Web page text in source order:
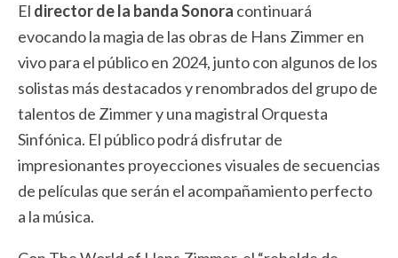
El director de la banda Sonora continuará
evocando la magia de las obras de Hans Zimmer en
vivo para el público en 2024, junto con algunos de los
solistas más destacados y renombrados del grupo de
talentos de Zimmer y una magistral Orquesta
Sinfónica. El público podrá disfrutar de
impresionantes proyecciones visuales de secuencias
de películas que serán el acompañamiento perfecto
a la música.